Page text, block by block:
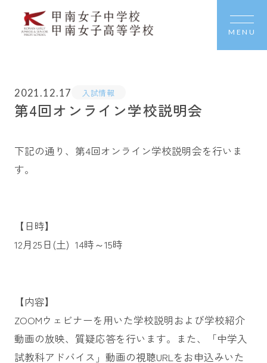
MENU
2021.12.17 入試情報
第4回オンライン学校説明会
下記の通り、第4回オンライン学校説明会を行いま
す。
【日時】
12月25日(土) 14時～15時
【内容】
ZOOMウェビナーを用いた学校説明および学校紹介
動画の放映、質疑応答を行います。また、「中学入
試教科アドバイス」動画の視聴URLをお申込みいた